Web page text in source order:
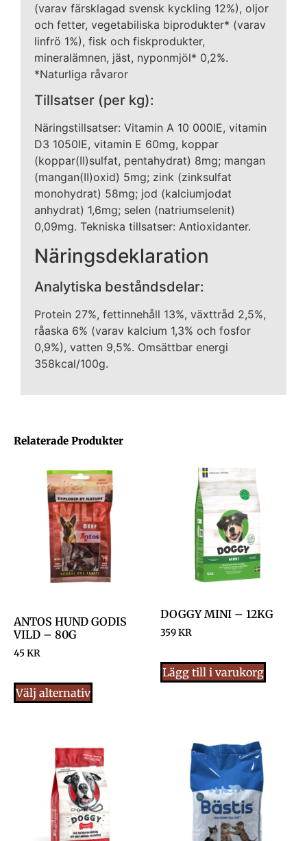
(varav färsklagad svensk kyckling 12%), oljor
och fetter, vegetabiliska biprodukter* (varav
linfrö 1%), fisk och fiskprodukter,
mineralämnen, jäst, nyponmjöl* 0,2%.
*Naturliga råvaror
Tillsatser (per kg):
Näringstillsatser: Vitamin A 10 000IE, vitamin
D3 1050IE, vitamin E 60mg, koppar
(koppar(II)sulfat, pentahydrat) 8mg; mangan
(mangan(II)oxid) 5mg; zink (zinksulfat
monohydrat) 58mg; jod (kalciumjodat
anhydrat) 1,6mg; selen (natriumselenit)
0,09mg. Tekniska tillsatser: Antioxidanter.
Näringsdeklaration
Analytiska beståndsdelar:
Protein 27%, fettinnehåll 13%, växttråd 2,5%,
råaska 6% (varav kalcium 1,3% och fosfor
0,9%), vatten 9,5%. Omsättbar energi
358kcal/100g.
Relaterade Produkter
ANTOS HUND GODIS
VILD – 80G
45KR
Välj alternativ
DOGGY MINI – 12KG
359KR
Lägg till i varukorg